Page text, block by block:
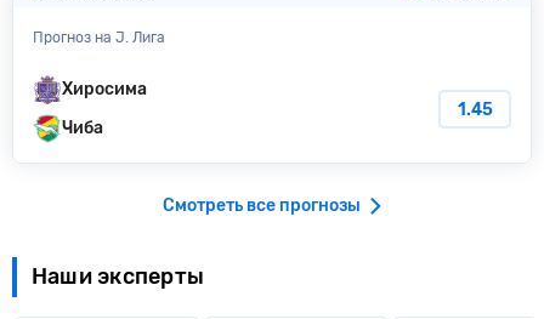
Прогноз на J. Лига
Хиросима
Чиба
1.45
Смотреть все прогнозы
Наши эксперты